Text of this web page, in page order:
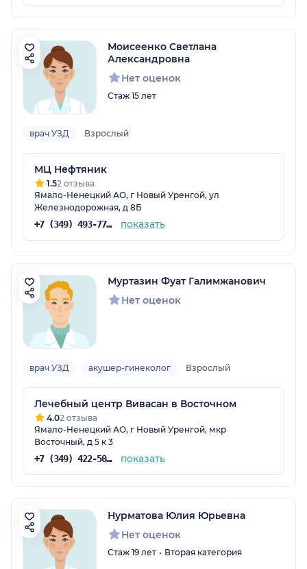
Моисеенко Светлана
Александровна
Нет оценок
Стаж 15 лет
врач УЗД Взрослый
МЦ Нефтяник
1.52 отзыва
Ямало-Ненецкий АО, г Новый Уренгой, ул
Железнодорожная, д 8Б
+7 (349) 493-77-18 показать
Муртазин Фуат Галимжанович
Нет оценок
врач УЗД акушер-гинеколог Взрослый
Лечебный центр Вивасан в Восточном
4.02 отзыва
Ямало-Ненецкий АО, г Новый Уренгой, мкр
Восточный, д 5 к 3
+7 (349) 422-50-50 показать
Нурматова Юлия Юрьевна
Нет оценок
Стаж 19 лет Вторая категория